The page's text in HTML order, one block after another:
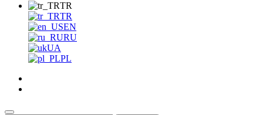
TR
TR
EN
RU
UA
PL